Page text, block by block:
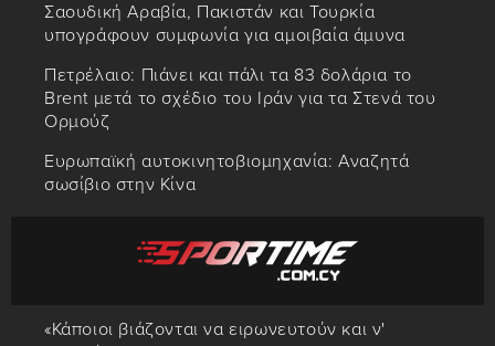
Σαουδική Αραβία, Πακιστάν και Τουρκία
υπογράφουν συμφωνία για αμοιβαία άμυνα
Πετρέλαιο: Πιάνει και πάλι τα 83 δολάρια το
Brent μετά το σχέδιο του Ιράν για τα Στενά του
Ορμούζ
Ευρωπαϊκή αυτοκινητοβιομηχανία: Αναζητά
σωσίβιο στην Κίνα
«Κάποιοι βιάζονται να ειρωνευτούν και ν'